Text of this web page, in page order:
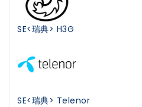
SE<瑞典> H3G
SE<瑞典> Telenor